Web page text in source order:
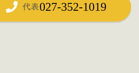
代表027-352-1019